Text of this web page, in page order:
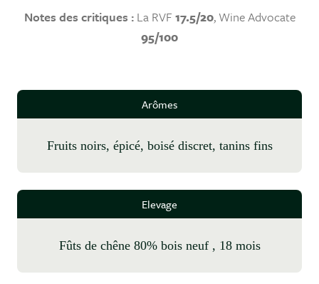
Notes des critiques : La RVF 17.5/20, Wine Advocate
95/100
Arômes
fruits noirs, épicé, boisé discret, tanins fins
Elevage
fûts de chêne 80% bois neuf , 18 mois